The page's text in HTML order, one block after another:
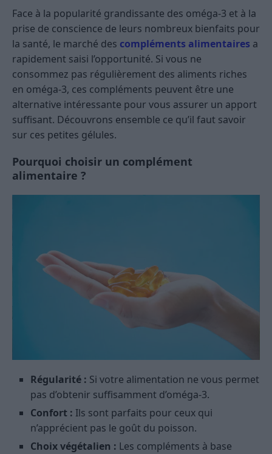
Face à la popularité grandissante des oméga-3 et à la
prise de conscience de leurs nombreux bienfaits pour
la santé, le marché des compléments alimentaires a
rapidement saisi l’opportunité. Si vous ne
consommez pas régulièrement des aliments riches
en oméga-3, ces compléments peuvent être une
alternative intéressante pour vous assurer un apport
suffisant. Découvrons ensemble ce qu’il faut savoir
sur ces petites gélules.
Pourquoi choisir un complément
alimentaire ?
Régularité : Si votre alimentation ne vous permet
pas d’obtenir suffisamment d’oméga-3.
Confort : Ils sont parfaits pour ceux qui
n’apprécient pas le goût du poisson.
Choix végétalien : Les compléments à base